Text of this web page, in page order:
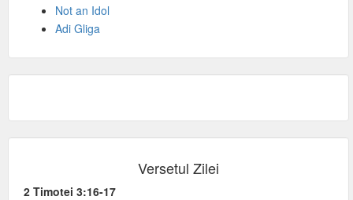
Not an Idol
Adi Gliga
Versetul Zilei
2 Timotei 3:16-17